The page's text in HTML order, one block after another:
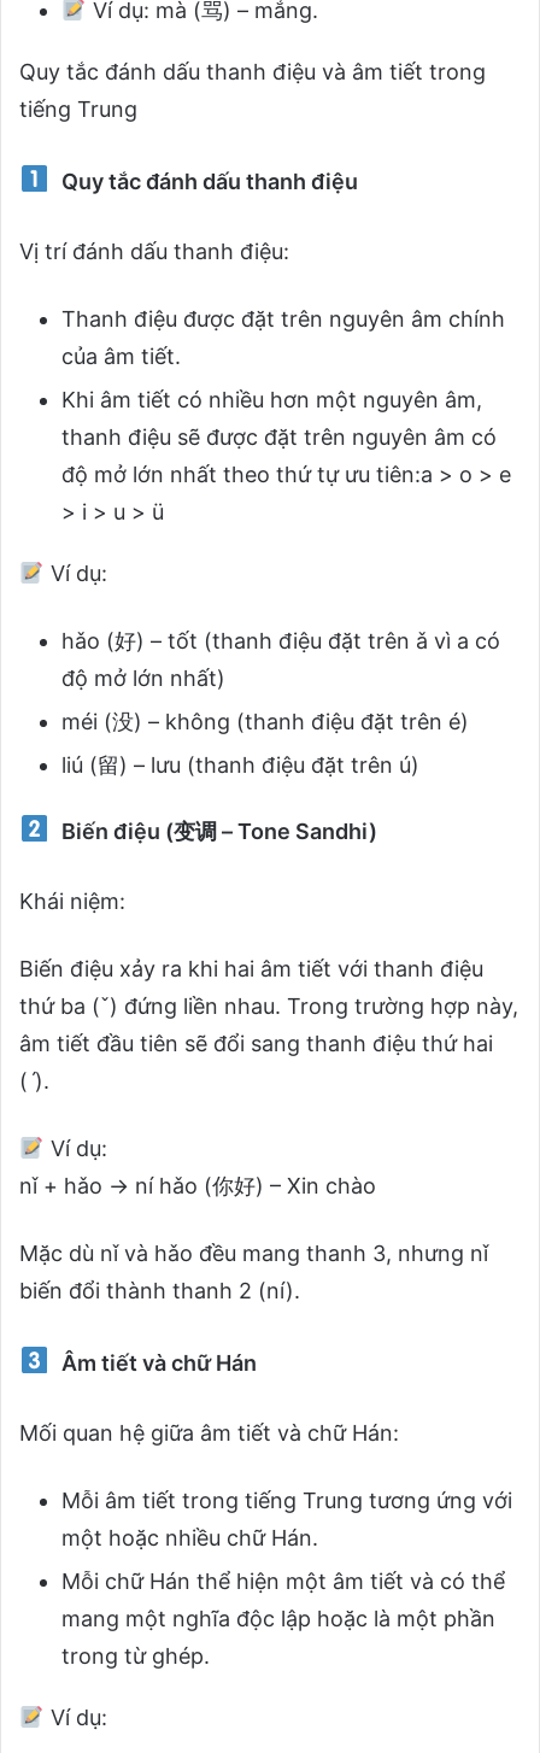
Ví dụ: mà (骂) – mắng.
Quy tắc đánh dấu thanh điệu và âm tiết trong
tiếng Trung
Quy tắc đánh dấu thanh điệu
Vị trí đánh dấu thanh điệu:
Thanh điệu được đặt trên nguyên âm chính
của âm tiết.
Khi âm tiết có nhiều hơn một nguyên âm,
thanh điệu sẽ được đặt trên nguyên âm có
độ mở lớn nhất theo thứ tự ưu tiên:a > o > e
> i > u > ü
Ví dụ:
hǎo (好) – tốt (thanh điệu đặt trên ǎ vì a có
độ mở lớn nhất)
méi (没) – không (thanh điệu đặt trên é)
liú (留) – lưu (thanh điệu đặt trên ú)
Biến điệu (变调 – Tone Sandhi)
Khái niệm:
Biến điệu xảy ra khi hai âm tiết với thanh điệu
thứ ba (ˇ) đứng liền nhau. Trong trường hợp này,
âm tiết đầu tiên sẽ đổi sang thanh điệu thứ hai
(ˊ).
Ví dụ:
nǐ + hǎo → ní hǎo (你好) – Xin chào
Mặc dù nǐ và hǎo đều mang thanh 3, nhưng nǐ
biến đổi thành thanh 2 (ní).
Âm tiết và chữ Hán
Mối quan hệ giữa âm tiết và chữ Hán:
Mỗi âm tiết trong tiếng Trung tương ứng với
một hoặc nhiều chữ Hán.
Mỗi chữ Hán thể hiện một âm tiết và có thể
mang một nghĩa độc lập hoặc là một phần
trong từ ghép.
Ví dụ: